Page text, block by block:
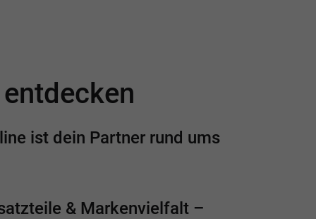
ist dein Partner rund ums
& Markenvielfalt –